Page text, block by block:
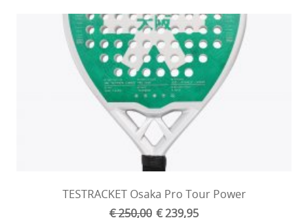
TESTRACKET Osaka Pro Tour Power
€ 250,00 € 239,95